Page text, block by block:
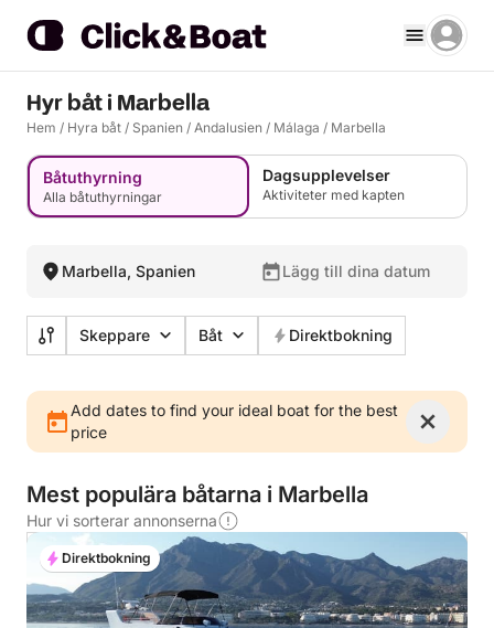
Hyr båt i Marbella
Hem / Hyra båt / Spanien / Andalusien / Málaga / Marbella
Båtuthyrning
Alla båtuthyrningar
Dagsupplevelser
Aktiviteter med kapten
Marbella, Spanien Lägg till dina datum
Skeppare Båt Direktbokning
Add dates to find your ideal boat for the best
price
Mest populära båtarna i Marbella
Hur vi sorterar annonserna
Direktbokning